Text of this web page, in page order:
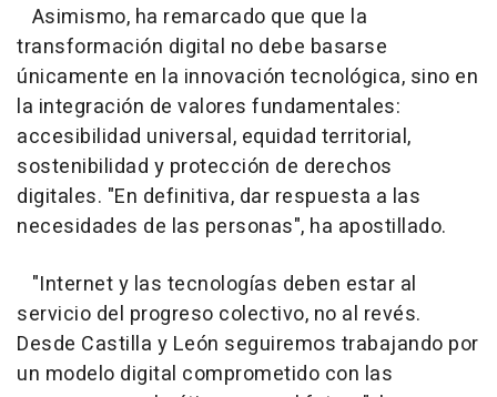
Asimismo, ha remarcado que que la
transformación digital no debe basarse
únicamente en la innovación tecnológica, sino en
la integración de valores fundamentales:
accesibilidad universal, equidad territorial,
sostenibilidad y protección de derechos
digitales. "En definitiva, dar respuesta a las
necesidades de las personas", ha apostillado.
"Internet y las tecnologías deben estar al
servicio del progreso colectivo, no al revés.
Desde Castilla y León seguiremos trabajando por
un modelo digital comprometido con las